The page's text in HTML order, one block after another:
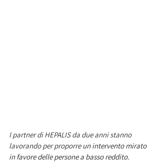
I partner di HEPALIS da due anni stanno
lavorando per proporre un intervento mirato
in favore delle persone a basso reddito.